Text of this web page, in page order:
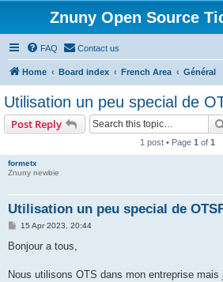
Znuny Open Source
FAQ Contact us
Home Board index French Area Général
Utilisation un peu special de
Post Reply
1 post • Page 1 of 1
formetx
Znuny newbie
Utilisation un peu special de
P
s
15 Apr 2023, 20:44
Bonjour a tous,
Nous utilisons OTS dans mon entreprise